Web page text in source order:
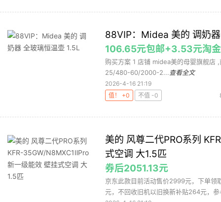
88VIP：Midea 美的 调奶
106.65元包邮+3.53元淘
购买方案 1 店铺 midea美的母婴旗舰
25/480-60/2000-2... 查看全文
2026-4-16 21:19
值！ +0
不值 -0
美的 风尊二代PRO系列
式空调 大1.5匹
券后2051.13元
京东此款目前活动售价2999元，下单
元，不回收旧机以旧换新补贴264元，